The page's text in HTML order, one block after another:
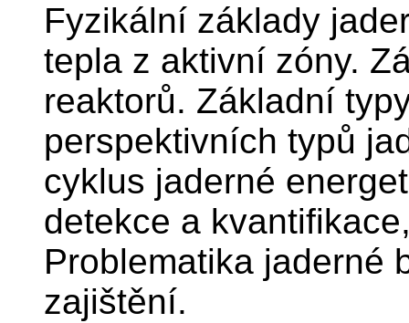
Fyzikální základy
tepla z aktivní zóny.
reaktorů. Základní
perspektivních typů
cyklus jaderné
detekce a
Problematika jaderné
zajištění.